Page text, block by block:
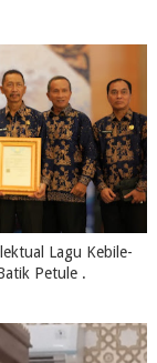
Lagu Kebile-
Petule .